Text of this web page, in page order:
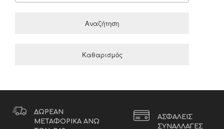
Αναζήτηση
Καθαρισμός
ΔΩΡΕΑΝ
ΜΕΤΑΦΟΡΙΚΑ ΑΝΩ
ΑΣΦΑΛΕΙΣ
ΣΥΝΑΛΛΑΓΕΣ